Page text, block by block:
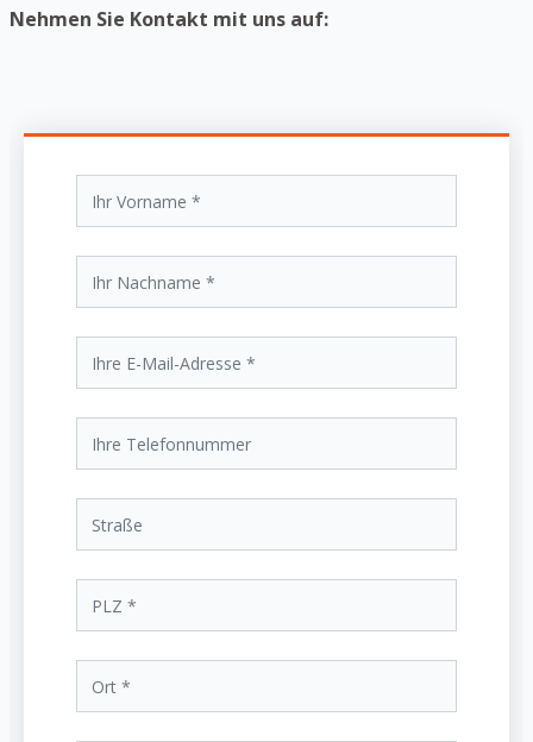
Nehmen Sie Kontakt mit uns auf: